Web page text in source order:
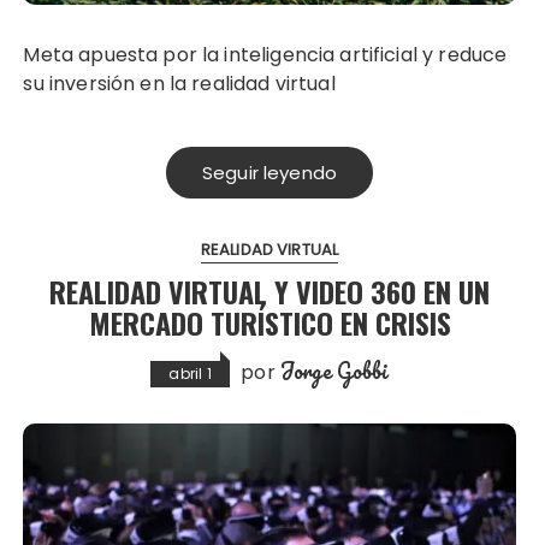
Meta apuesta por la inteligencia artificial y reduce
su inversión en la realidad virtual
Seguir leyendo
REALIDAD VIRTUAL
REALIDAD VIRTUAL Y VIDEO 360 EN UN
MERCADO TURÍSTICO EN CRISIS
abril 1 por Jorge Gobbi